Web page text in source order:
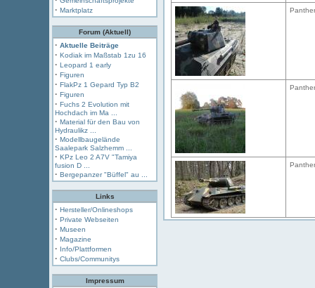
· Marktplatz
Forum (Aktuell)
· Aktuelle Beiträge
· Kodiak im Maßstab 1zu 16
· Leopard 1 early
· Figuren
· FlakPz 1 Gepard Typ B2
· Figuren
· Fuchs 2 Evolution mit
Hochdach im Ma ...
· Material für den Bau von
Hydraulikz ...
· Modellbaugelände
Saalepark Salzhemm ...
· KPz Leo 2 A7V "Tamiya
fusion D ...
· Bergepanzer "Büffel" au ...
Links
· Hersteller/Onlineshops
· Private Webseiten
· Museen
· Magazine
· Info/Plattformen
· Clubs/Communitys
Impressum